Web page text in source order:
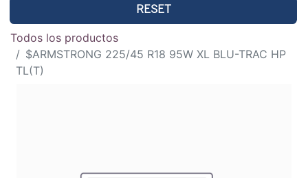
RESET
Todos los productos
$ARMSTRONG 225/45 R18 95W XL BLU-TRAC HP
TL(T)